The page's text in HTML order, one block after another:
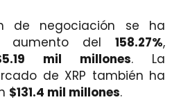
de negociación se ha
aumento del 158.27%,
mil millones. La
de XRP también ha
$131.4 mil millones.